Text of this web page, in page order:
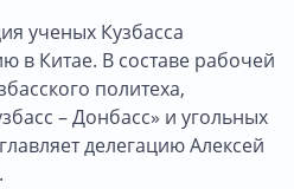
ученых Кузбасса
в Китае. В составе рабочей
политеха,
– Донбасс» и угольных
делегацию Алексей